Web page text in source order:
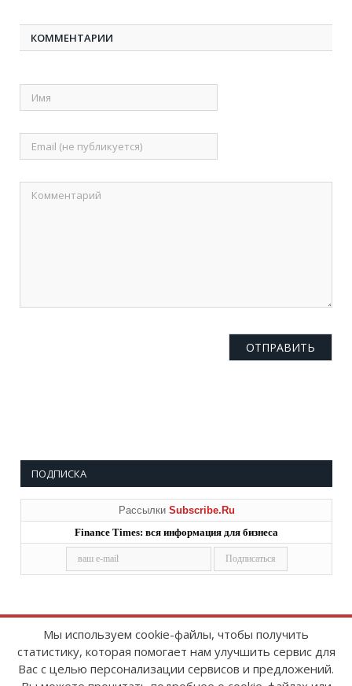
КОММЕНТАРИИ
ПОДПИСКА
Рассылки Subscribe.Ru
Finance Times: вся информация для бизнеса
Copyright © 2008-2026FinanceTimes
Зарегистрировано в Роскомнадзоре
Мы используем cookie-файлы, чтобы получить
статистику, которая помогает нам улучшить сервис для
Вас с целью персонализации сервисов и предложений.